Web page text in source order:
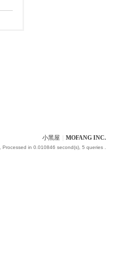
小黑屋 MOFANG INC.
, Processed in 0.010846 second(s), 5 queries .